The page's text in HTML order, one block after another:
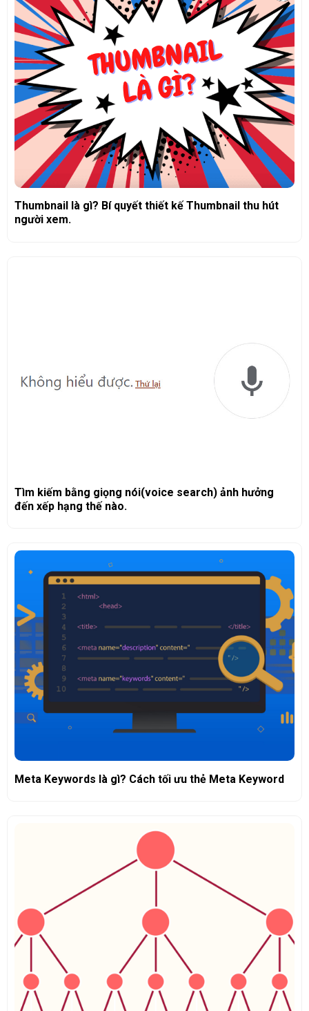
Thumbnail là gì? Bí quyết thiết kế Thumbnail thu hút
người xem.
Tìm kiếm bằng giọng nói(voice search) ảnh hưởng
đến xếp hạng thế nào.
Meta Keywords là gì? Cách tối ưu thẻ Meta Keyword